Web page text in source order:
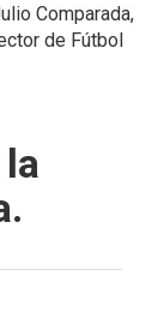
Comparada,
de Fútbol